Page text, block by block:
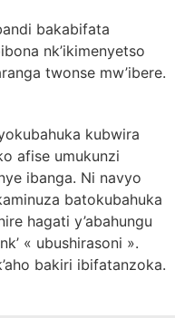
bakabifata
nk’ikimenyetso
twonse mw’ibere.
kubwira
afise umukunzi
ibanga. Ni navyo
batokubahuka
hagati y’abahungu
« ubushirasoni ».
bakiri ibifatanzoka.